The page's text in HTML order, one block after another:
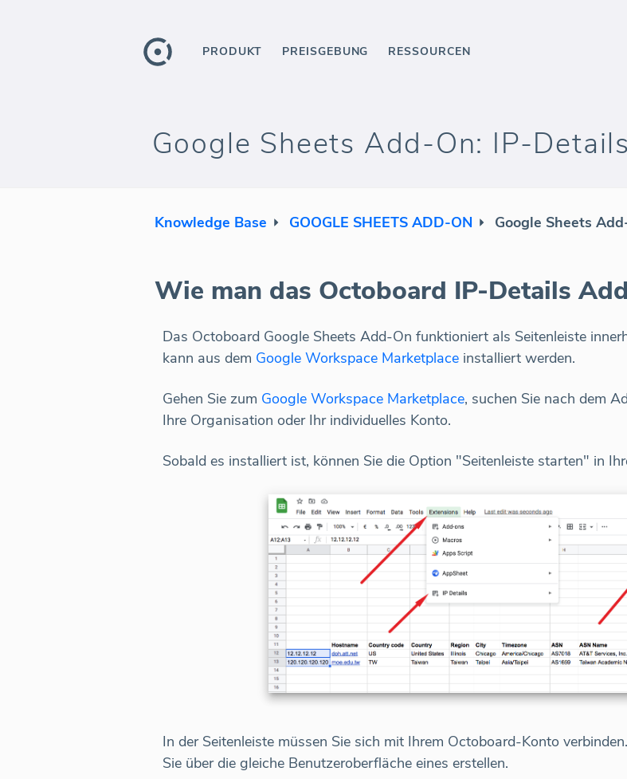
PRODUKT PREISGEBUNG RESSOURCEN
Google Sheets Add-On: IP-Details
Knowledge Base GOOGLE SHEETS ADD-ON Google Sheets
Wie man das Octoboard IP-Details
Das Octoboard Google Sheets Add-On funktioniert als Seitenleiste
kann aus dem Google Workspace Marketplace installiert werden.
Gehen Sie zum Google Workspace Marketplace, suchen Sie nach dem
Ihre Organisation oder Ihr individuelles Konto.
Sobald es installiert ist, können Sie die Option "Seitenleiste starten" in
In der Seitenleiste müssen Sie sich mit Ihrem Octoboard-Konto
Sie über die gleiche Benutzeroberfläche eines erstellen.